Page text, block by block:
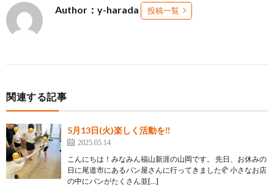
Author：y-harada 投稿一覧
関連する記事
5月13日(火)楽しく活動を‼
2025.05.14
こんにちは！みなみん福山新涯の山岡です。 先日、お休みの
日に尾道市にあるパン屋さんに行ってきました🥐 小さなお店
の中にパンがたくさん並[…]